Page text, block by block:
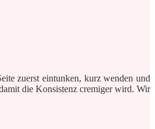
zuerst eintunken, kurz wenden und
die Konsistenz cremiger wird. Wir